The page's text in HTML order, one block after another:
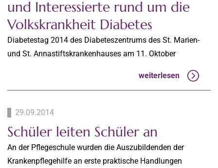
und Interessierte rund um die
Volkskrankheit Diabetes
Diabetestag 2014 des Diabeteszentrums des St. Marien-
und St. Annastiftskrankenhauses am 11. Oktober
weiterlesen
29.09.2014
Schüler leiten Schüler an
An der Pflegeschule wurden die Auszubildenden der
Krankenpflegehilfe an erste praktische Handlungen